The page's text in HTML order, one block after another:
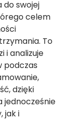
do swojej
celem
To
i analizuje
podczas
dzięki
jednocześnie
jak i